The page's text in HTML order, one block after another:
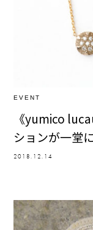
EVENT
《yumico
ションが一堂
2018.12.14